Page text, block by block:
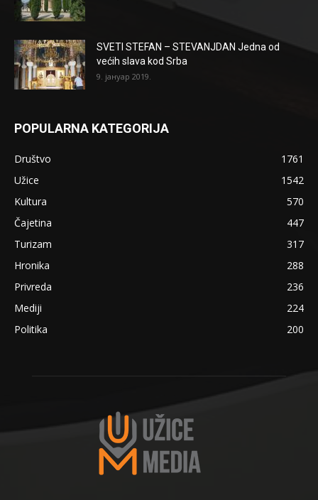
SVETI STEFAN – STEVANJDAN Jedna od
većih slava kod Srba
9. јануар 2019.
POPULARNA KATEGORIJA
Društvo
1761
Užice
1542
Kultura
570
Čajetina
447
Turizam
317
Hronika
288
Privreda
236
Mediji
224
Politika
200